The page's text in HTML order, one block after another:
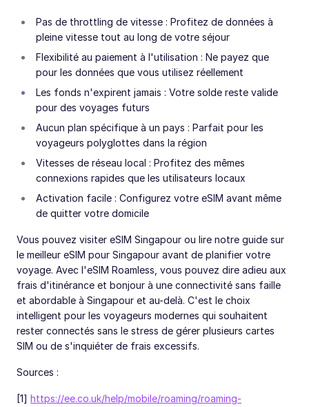
Pas de throttling de vitesse : Profitez de données à
pleine vitesse tout au long de votre séjour
Flexibilité au paiement à l'utilisation : Ne payez que
pour les données que vous utilisez réellement
Les fonds n'expirent jamais : Votre solde reste valide
pour des voyages futurs
Aucun plan spécifique à un pays : Parfait pour les
voyageurs polyglottes dans la région
Vitesses de réseau local : Profitez des mêmes
connexions rapides que les utilisateurs locaux
Activation facile : Configurez votre eSIM avant même
de quitter votre domicile
Vous pouvez visiter eSIM Singapour ou lire notre guide sur
le meilleur eSIM pour Singapour avant de planifier votre
voyage. Avec l'eSIM Roamless, vous pouvez dire adieu aux
frais d'itinérance et bonjour à une connectivité sans faille
et abordable à Singapour et au-delà. C'est le choix
intelligent pour les voyageurs modernes qui souhaitent
rester connectés sans le stress de gérer plusieurs cartes
SIM ou de s'inquiéter de frais excessifs.
Sources :
[1] https://ee.co.uk/help/mobile/roaming/roaming-